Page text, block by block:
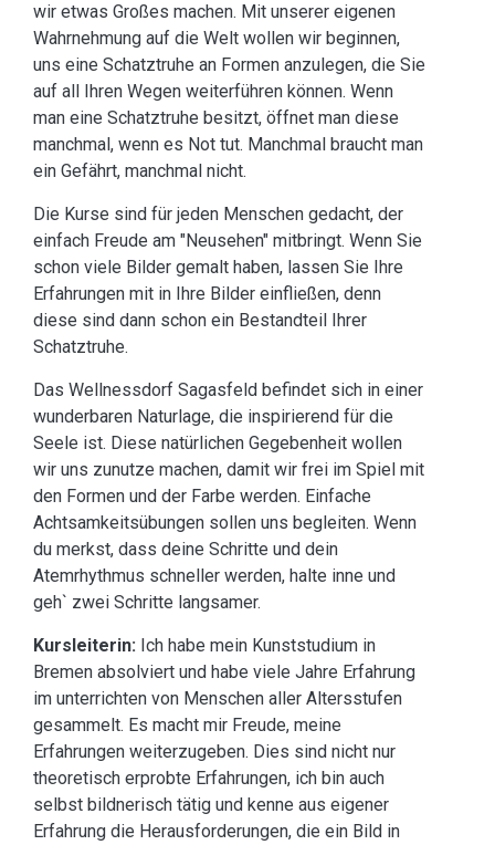
wir etwas Großes machen. Mit unserer eigenen
Wahrnehmung auf die Welt wollen wir beginnen,
uns eine Schatztruhe an Formen anzulegen, die Sie
auf all Ihren Wegen weiterführen können. Wenn
man eine Schatztruhe besitzt, öffnet man diese
manchmal, wenn es Not tut. Manchmal braucht man
ein Gefährt, manchmal nicht.
Die Kurse sind für jeden Menschen gedacht, der
einfach Freude am "Neusehen" mitbringt. Wenn Sie
schon viele Bilder gemalt haben, lassen Sie Ihre
Erfahrungen mit in Ihre Bilder einfließen, denn
diese sind dann schon ein Bestandteil Ihrer
Schatztruhe.
Das Wellnessdorf Sagasfeld befindet sich in einer
wunderbaren Naturlage, die inspirierend für die
Seele ist. Diese natürlichen Gegebenheit wollen
wir uns zunutze machen, damit wir frei im Spiel mit
den Formen und der Farbe werden. Einfache
Achtsamkeitsübungen sollen uns begleiten. Wenn
du merkst, dass deine Schritte und dein
Atemrhythmus schneller werden, halte inne und
geh` zwei Schritte langsamer.
Kursleiterin: Ich habe mein Kunststudium in
Bremen absolviert und habe viele Jahre Erfahrung
im unterrichten von Menschen aller Altersstufen
gesammelt. Es macht mir Freude, meine
Erfahrungen weiterzugeben. Dies sind nicht nur
theoretisch erprobte Erfahrungen, ich bin auch
selbst bildnerisch tätig und kenne aus eigener
Erfahrung die Herausforderungen, die ein Bild in